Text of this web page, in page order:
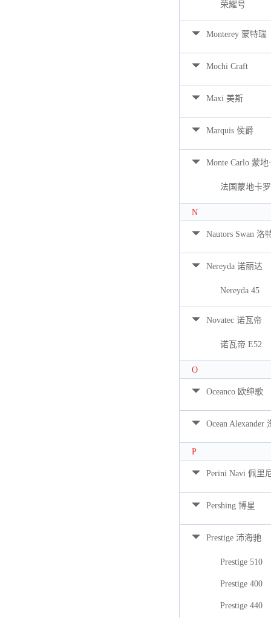
荣耀号
Monterey 蒙特瑞
Mochi Craft
Maxi 美斯
Marquis 侯爵
Monte Carlo 蒙地
法国蒙地卡
N
Nautors Swan 洛
Nereyda 诺丽达
Nereyda 45
Novatec 诺瓦帝
诺瓦帝 E52
O
Oceanco 欧绅歌
Ocean Alexander
P
Perini Navi 佩里
Pershing 博星
Prestige 沛海驰
Prestige 510
Prestige 400
Prestige 440